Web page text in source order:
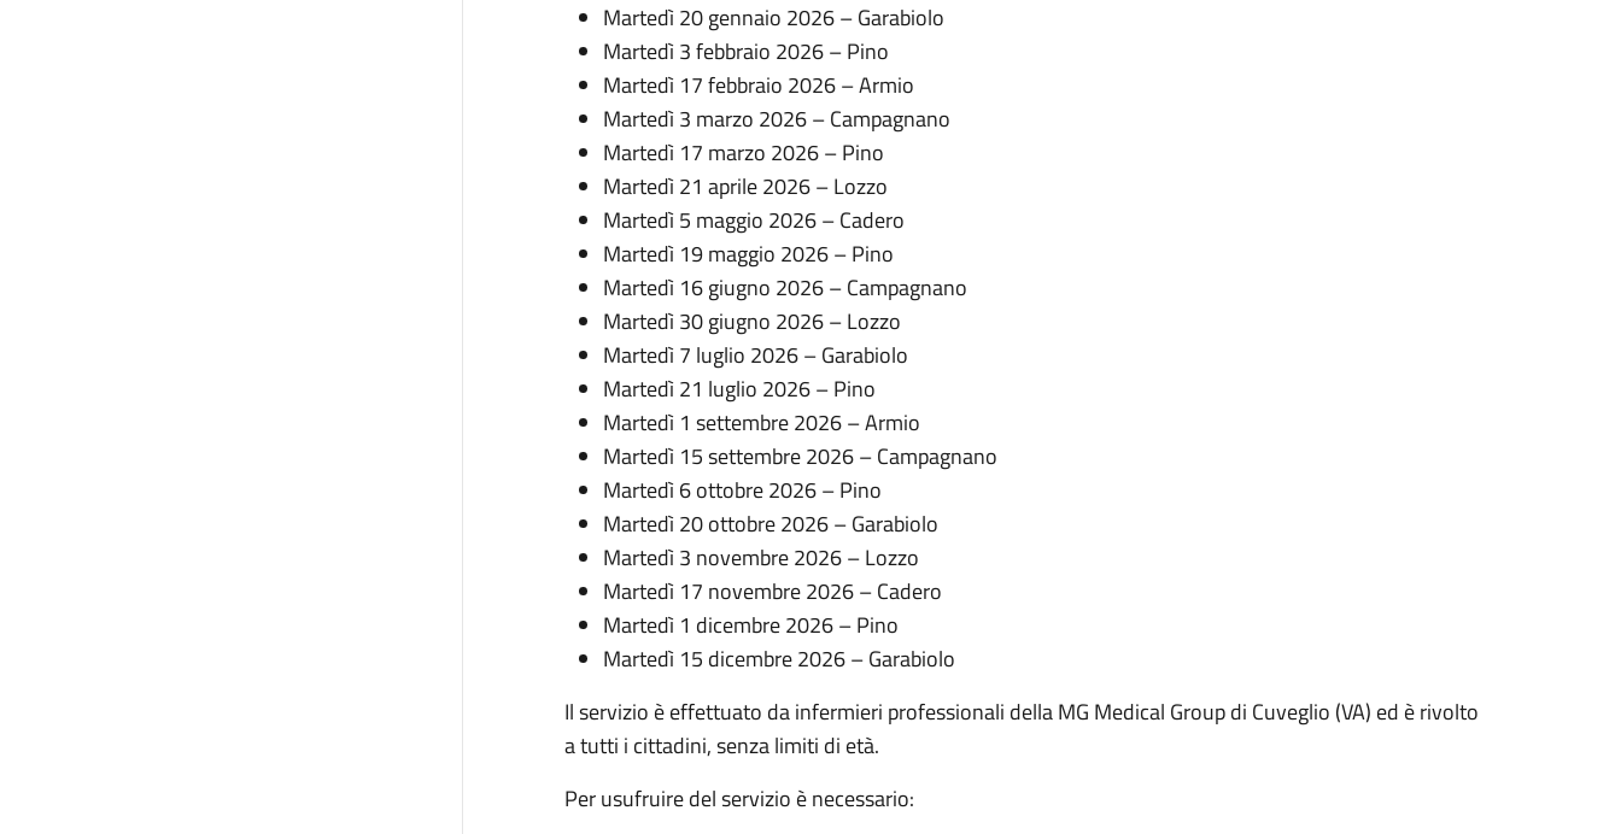
Martedì 20 gennaio 2026 – Garabiolo
Martedì 3 febbraio 2026 – Pino
Martedì 17 febbraio 2026 – Armio
Martedì 3 marzo 2026 – Campagnano
Martedì 17 marzo 2026 – Pino
Martedì 21 aprile 2026 – Lozzo
Martedì 5 maggio 2026 – Cadero
Martedì 19 maggio 2026 – Pino
Martedì 16 giugno 2026 – Campagnano
Martedì 30 giugno 2026 – Lozzo
Martedì 7 luglio 2026 – Garabiolo
Martedì 21 luglio 2026 – Pino
Martedì 1 settembre 2026 – Armio
Martedì 15 settembre 2026 – Campagnano
Martedì 6 ottobre 2026 – Pino
Martedì 20 ottobre 2026 – Garabiolo
Martedì 3 novembre 2026 – Lozzo
Martedì 17 novembre 2026 – Cadero
Martedì 1 dicembre 2026 – Pino
Martedì 15 dicembre 2026 – Garabiolo
Il servizio è effettuato da infermieri professionali della MG Medical Group di Cuveglio (VA) ed è rivolto
a tutti i cittadini, senza limiti di età.
Per usufruire del servizio è necessario: